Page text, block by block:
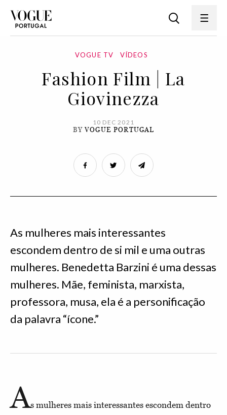
VOGUE TV VÍDEOS
Fashion Film | La
Giovinezza
10 DEC 2021
BYVOGUE PORTUGAL
As mulheres mais interessantes
escondem dentro de si mil e uma outras
mulheres. Benedetta Barzini é uma dessas
mulheres. Mãe, feminista, marxista,
professora, musa, ela é a personificação
da palavra “ícone.”
As mulheres mais interessantes escondem dentro